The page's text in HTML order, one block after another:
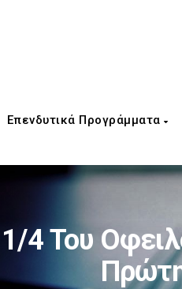
Επενδυτικά Προγράμματα
4 Του